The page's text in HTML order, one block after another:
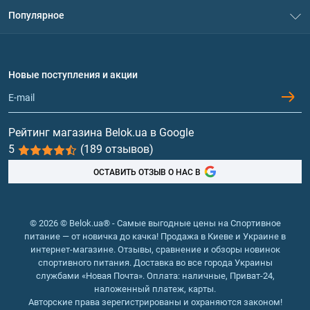
малоизвестных производителей с туманным составом.
питание в Луцке
Любой покупатель спортивного питания в Луцке хочет быть
уверенным, что приобретает оригинал, а не подделку, что
интернет-магазине Belok UA в этом можно быть уверенным
на все 100%. Поэтому в онлайн-каталоге представлен
большой выбор оригинальной продукции по доступной цене.
Потребители спортивного питания из Луцка могут найти
протеины, аминокислоты, предтренировочные
комплексы, гейнеры, бустеры тестостерона,
жиросжигатели и прочие спортивные добавки в
порошкообразной, жидкой, таблетированной форме,
упаковках разного объема;
фитнес-перекусы и заменители питания;
добавки для здоровья;
Политика конфиденциальности
Обмен и возврат
Популярное
Протеин
Гейнеры
Витамины и минералы
Рыбий жир, жирные кислоты
Новые поступления и акции
Рейтинг магазина Belok.ua в Google
5
(189 отзывов)
ОСТАВИТЬ ОТЗЫВ О НАС В
© 2026 © Belok.ua® - Самые выгодные цены на Спортивное
питание — от новичка до качка! Продажа в Киеве и Украине в
интернет-магазине. Отзывы, сравнение и обзоры новинок
спортивного питания. Доставка во все города Украины
службами «Новая Почта». Оплата: наличные, Приват-24,
наложенный платеж, карты.
Авторские права зерегистрированы и охраняются законом!